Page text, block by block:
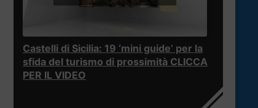
Castelli di Sicilia: 19 ‘mini guide’ per la
sfida del turismo di prossimità CLICCA
PER IL VIDEO